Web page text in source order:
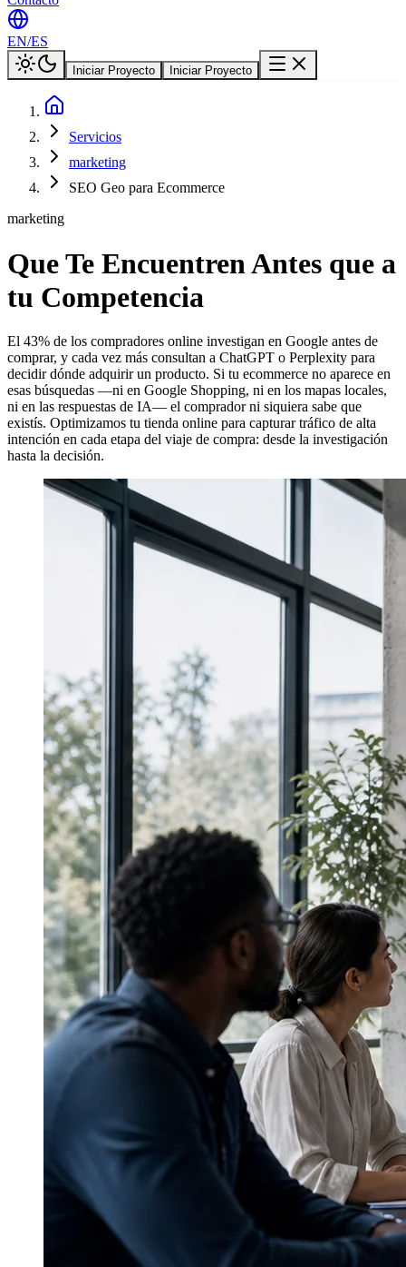
EN/ES
Iniciar Proyecto Iniciar Proyecto
Servicios
marketing
SEO Geo para Ecommerce
marketing
Que Te Encuentren Antes que a
tu Competencia
El 43% de los compradores online investigan en Google antes de
comprar, y cada vez más consultan a ChatGPT o Perplexity para
decidir dónde adquirir un producto. Si tu ecommerce no aparece en
esas búsquedas —ni en Google Shopping, ni en los mapas locales,
ni en las respuestas de IA— el comprador ni siquiera sabe que
existís. Optimizamos tu tienda online para capturar tráfico de alta
intención en cada etapa del viaje de compra: desde la investigación
hasta la decisión.